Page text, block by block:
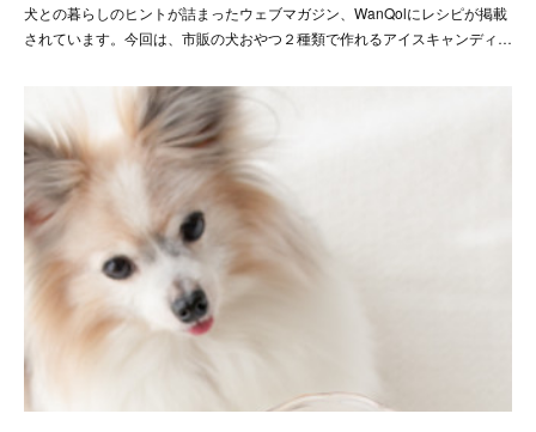
犬との暮らしのヒントが詰まったウェブマガジン、WanQolにレシピが掲載
されています。今回は、市販の犬おやつ２種類で作れるアイスキャンディ…